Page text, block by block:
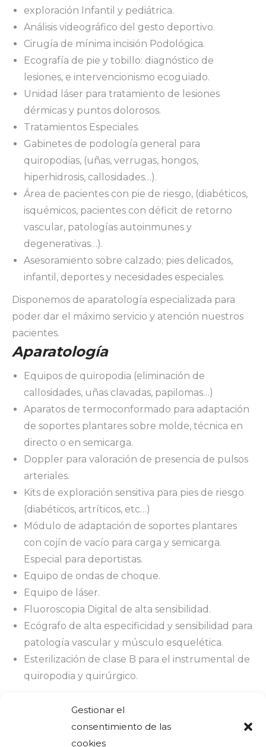
Gestionar el
consentimiento de las
cookies
exploración Infantil y pediátrica.
Análisis videográfico del gesto deportivo.
Cirugía de mínima incisión Podológica.
Ecografía de pie y tobillo: diagnóstico de
lesiones, e intervencionismo ecoguiado.
Unidad láser para tratamiento de lesiones
dérmicas y puntos dolorosos.
Tratamientos Especiales.
Gabinetes de podología general para
quiropodias, (uñas, verrugas, hongos,
hiperhidrosis, callosidades…).
Área de pacientes con pie de riesgo, (diabéticos,
isquémicos, pacientes con déficit de retorno
vascular, patologías autoinmunes y
degenerativas…).
Asesoramiento sobre calzado; pies delicados,
infantil, deportes y necesidades especiales.
Disponemos de aparatología especializada para
poder dar el máximo servicio y atención nuestros
pacientes.
Aparatología
Equipos de quiropodia (eliminación de
callosidades, uñas clavadas, papilomas…)
Aparatos de termoconformado para adaptación
de soportes plantares sobre molde, técnica en
directo o en semicarga.
Doppler para valoración de presencia de pulsos
arteriales.
Kits de exploración sensitiva para pies de riesgo
(diabéticos, artríticos, etc…)
Módulo de adaptación de soportes plantares
con cojín de vacío para carga y semicarga.
Especial para deportistas.
Equipo de ondas de choque.
Equipo de láser.
Fluoroscopia Digital de alta sensibilidad.
Ecógrafo de alta especificidad y sensibilidad para
patología vascular y músculo esquelética.
Esterilización de clase B para el instrumental de
quiropodia y quirúrgico.